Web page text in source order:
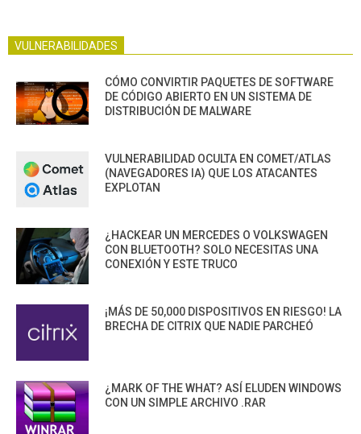
VULNERABILIDADES
CÓMO CONVIRTIR PAQUETES DE SOFTWARE
DE CÓDIGO ABIERTO EN UN SISTEMA DE
DISTRIBUCIÓN DE MALWARE
VULNERABILIDAD OCULTA EN COMET/ATLAS
(NAVEGADORES IA) QUE LOS ATACANTES
EXPLOTAN
¿HACKEAR UN MERCEDES O VOLKSWAGEN
CON BLUETOOTH? SOLO NECESITAS UNA
CONEXIÓN Y ESTE TRUCO
¡MÁS DE 50,000 DISPOSITIVOS EN RIESGO! LA
BRECHA DE CITRIX QUE NADIE PARCHEÓ
¿MARK OF THE WHAT? ASÍ ELUDEN WINDOWS
CON UN SIMPLE ARCHIVO .RAR